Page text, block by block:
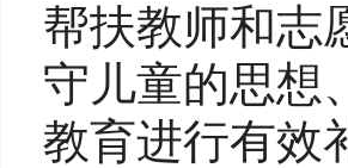
帮扶教师和志
守儿童的思想
教育进行有效